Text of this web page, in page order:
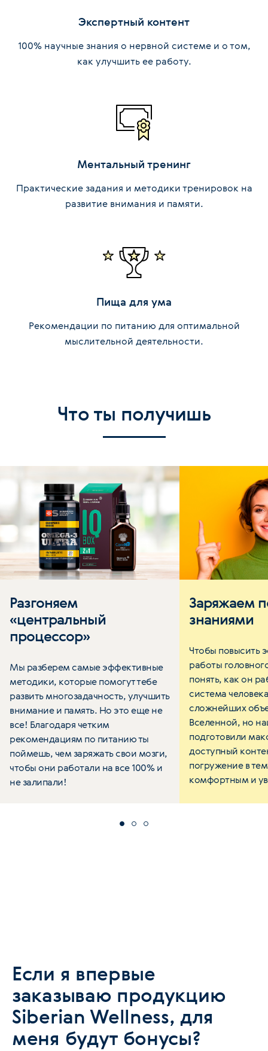
Экспертный контент
100% научные знания о нервной системе и о том,
как улучшить ее работу.
Ментальный тренинг
Практические задания и методики тренировок на
развитие внимания и памяти.
Пища для ума
Рекомендации по питанию для оптимальной
мыслительной деятельности.
Что ты получишь
Разгоняем
«центральный
процессор»
Мы разберем самые эффективные
методики, которые помогут тебе
развить многозадачность, улучшить
внимание и память. Но это еще не
все! Благодаря четким
рекомендациям по питанию ты
поймешь, чем заряжать свои мозги,
чтобы они работали на все 100% и
не залипали!
Заряжаем
знаниями
Чтобы повысить
работы
понять, как он
система
сложнейших
Вселенной, но
подготовили
доступный
погружение в
комфортным и
Если я впервые
заказываю продукцию
Siberian Wellness, для
меня будут бонусы?